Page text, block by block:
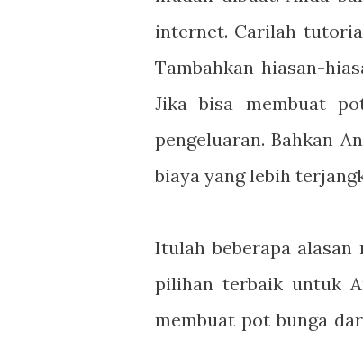
internet. Carilah
Tambahkan hiasan-
Jika bisa membuat
pengeluaran. Bahkan
biaya yang lebih
Itulah beberapa
pilihan terbaik untuk
membuat pot bunga